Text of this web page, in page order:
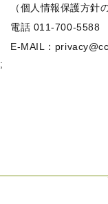
（個人情報保護方針
電話 011-700-5588
E-MAIL：
;